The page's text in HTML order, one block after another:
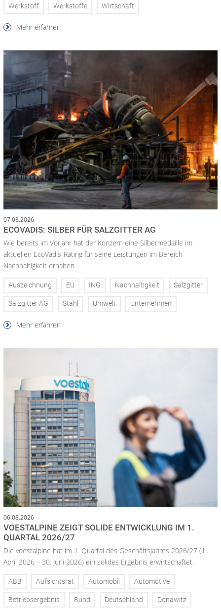
Werkstoff Werkstoffe Wirtschaft
Mehr erfahren
07.08.2026
ECOVADIS: SILBER FÜR SALZGITTER AG
Wie bereits im Vorjahr hat der Konzern eine Silbermedaille im
aktuellen EcoVadis-Rating für seine Leistungen im Bereich
Nachhaltigkeit erhalten
Auszeichnung EU ING Nachhaltigkeit Salzgitter
Salzgitter AG Stahl Umwelt Unternehmen
Mehr erfahren
06.08.2026
VOESTALPINE ZEIGT SOLIDE ENTWICKLUNG IM 1.
QUARTAL 2026/27
Die voestalpine hat im 1. Quartal des Geschäftsjahres 2026/27 (1.
April 2026 – 30. Juni 2026) ein solides Ergebnis erwirtschaftet.
ABB Aufsichtsrat Automobil Automotive
Betriebsergebnis Bund Deutschland Donawitz